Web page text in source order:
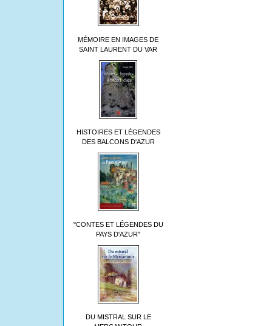
MÉMOIRE EN IMAGES DE
SAINT LAURENT DU VAR
HISTOIRES ET LÉGENDES
DES BALCONS D'AZUR
"CONTES ET LÉGENDES DU
PAYS D'AZUR"
DU MISTRAL SUR LE